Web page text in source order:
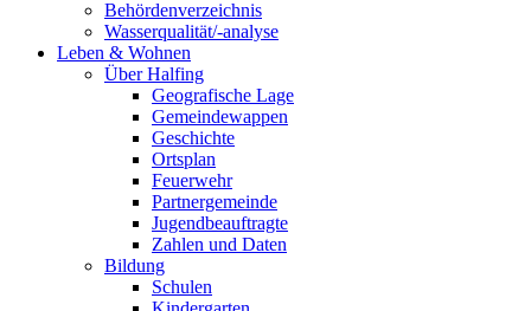
Behördenverzeichnis
Wasserqualität/-analyse
Leben & Wohnen
Über Halfing
Geografische Lage
Gemeindewappen
Geschichte
Ortsplan
Feuerwehr
Partnergemeinde
Jugendbeauftragte
Zahlen und Daten
Bildung
Schulen